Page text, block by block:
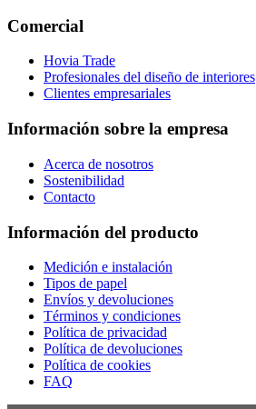
Comercial
Hovia Trade
Profesionales del diseño de interiores
Clientes empresariales
Información sobre la empresa
Acerca de nosotros
Sostenibilidad
Contacto
Información del producto
Medición e instalación
Tipos de papel
Envíos y devoluciones
Términos y condiciones
Política de privacidad
Política de devoluciones
Política de cookies
FAQ